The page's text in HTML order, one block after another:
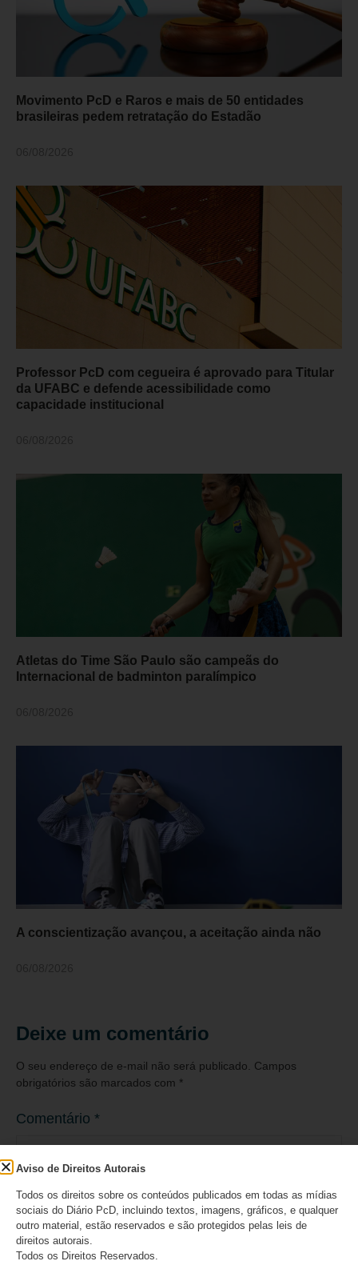
Movimento PcD e Raros e mais de 50 entidades
brasileiras pedem retratação do Estadão
Professor PcD com cegueira é aprovado para Titular
da UFABC e defende acessibilidade como
capacidade institucional
Atletas do Time São Paulo são campeãs do
Internacional de badminton paralímpico
A conscientização avançou, a aceitação ainda não
Deixe um comentário
O seu endereço de e-mail não será publicado.
Campos
obrigatórios são marcados com *
Comentário *
Aviso de Direitos Autorais
Todos os direitos sobre os conteúdos publicados em todas as mídias
sociais do Diário PcD, incluindo textos, imagens, gráficos, e qualquer
outro material, estão reservados e são protegidos pelas leis de
direitos autorais.
Todos os Direitos Reservados.